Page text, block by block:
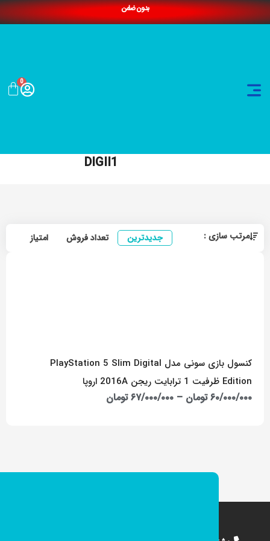
بدون ضامن
0
DIGII1
مرتب سازی : جدیدترین تعداد فروش امتیاز
کنسول بازی سونی مدل PlayStation 5 Slim Digital
Edition ظرفیت 1 ترابایت ریجن 2016A اروپا
۶۰/۰۰۰/۰۰۰ تومان – ۶۷/۰۰۰/۰۰۰ تومان